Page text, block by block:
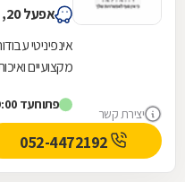
יצירת קשר
אפעל 20, פתח תקווה
אינפיניטי
מקצועיים
פתוחעד 19:00